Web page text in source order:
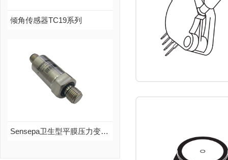
倾角传感器TC19系列
品牌：Sensepa
Sensepa卫生型平膜压力变送器HP350